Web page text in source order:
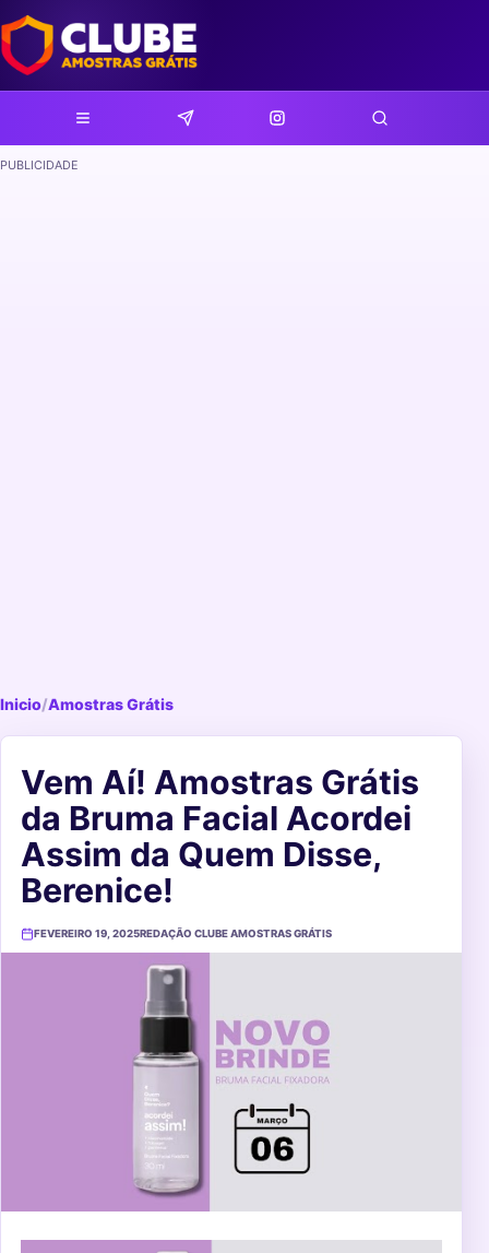
PUBLICIDADE
Inicio/Amostras Grátis
Vem Aí! Amostras Grátis
da Bruma Facial Acordei
Assim da Quem Disse,
Berenice!
FEVEREIRO 19, 2025REDAÇÃO CLUBE AMOSTRAS GRÁTIS